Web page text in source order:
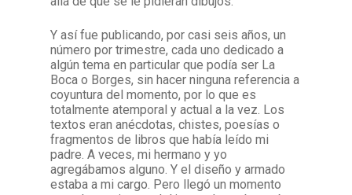
Y así fue publicando, por casi seis años, un
número por trimestre, cada uno dedicado a
algún tema en particular que podía ser La
Boca o Borges, sin hacer ninguna referencia a
coyuntura del momento, por lo que es
totalmente atemporal y actual a la vez. Los
textos eran anécdotas, chistes, poesías o
fragmentos de libros que había leído mi
padre. A veces, mi hermano y yo
agregábamos alguno. Y el diseño y armado
estaba a mi cargo. Pero llegó un momento